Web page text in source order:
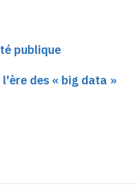
publique
des « big data »